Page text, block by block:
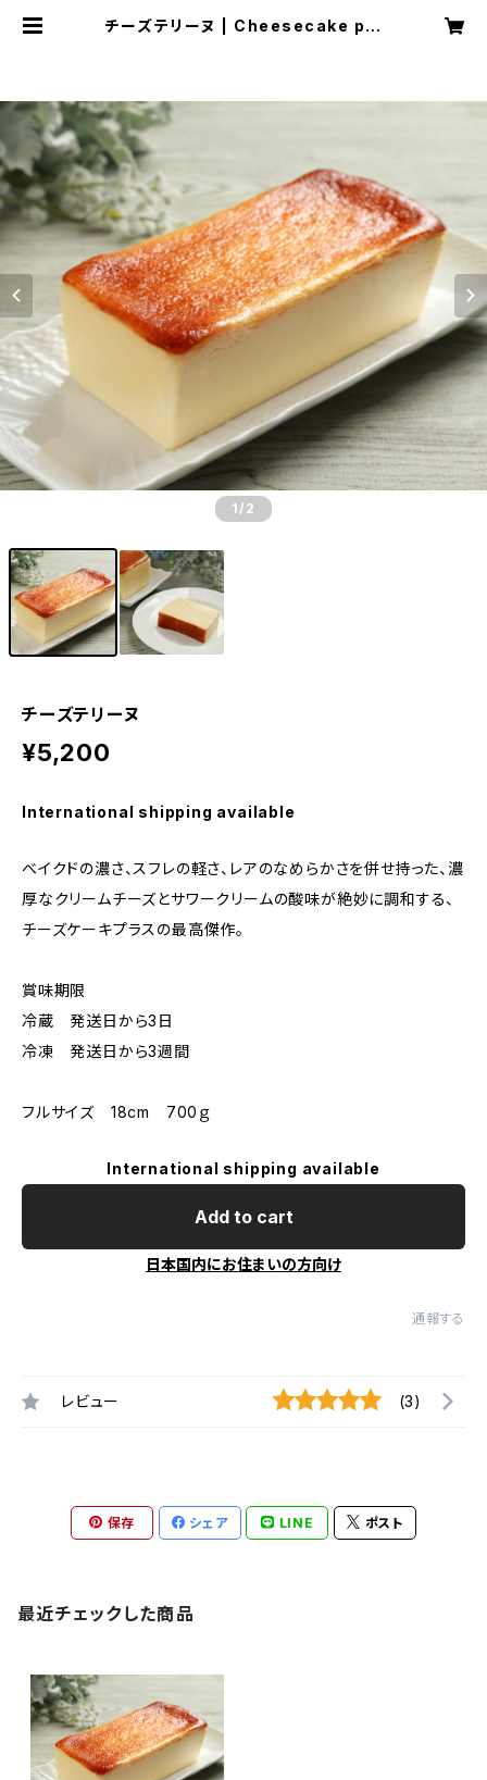
チーズテリーヌ | Cheesecake plu
1 /2
チーズテリーヌ
¥5,200
International shipping available
ベイクドの濃さ、スフレの軽さ、レアのなめらかさを併せ持った、濃
厚なクリームチーズとサワークリームの酸味が絶妙に調和する、
チーズケーキプラスの最高傑作。
賞味期限
冷蔵 発送日から3日
冷凍 発送日から3週間
フルサイズ 18cm 700ｇ
International shipping available
Add to cart
日本国内にお住まいの方向け
通報する
レビュー (3)
保存 シェア LINE ポスト
最近チェックした商品